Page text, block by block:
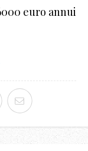
euro annui